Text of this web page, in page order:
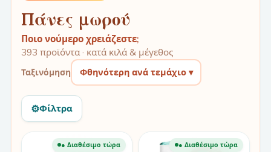
Πάνες μωρού
Ποιο νούμερο χρειάζεστε;
393 προϊόντα · κατά κιλά & μέγεθος
Ταξινόμηση Φθηνότερη ανά τεμάχιο ▾
⚙︎Φίλτρα
● Διαθέσιμο τώρα ● Διαθέσιμο τώρα